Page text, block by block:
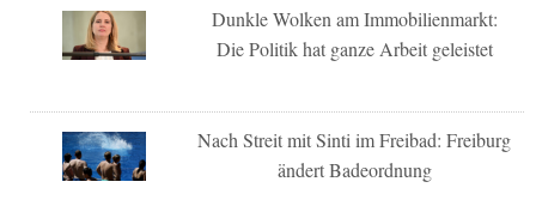
Dunkle Wolken am Immobilienmarkt:
Die Politik hat ganze Arbeit geleistet
Nach Streit mit Sinti im Freibad: Freiburg
ändert Badeordnung